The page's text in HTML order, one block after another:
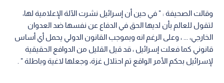
وقالت الصحيفة : " في حين أن إسرائيل نشرت الآلة الإعلامية لها،
لتقول للعالم بأن لديها الحق في الدفاع عن نفسها ضد العدوان
الخارجي، ... ، وعلى الرغم انه وبموجب القانون الدولي يحمل أي أساس
قانوني كما فعلت إسرائيل ، قد قيل القليل من الدوافع الحقيقية
لإسرائيل بحكم الأمر الواقع تم احتلال غزة، وجعلها لاغية وباطلة " .